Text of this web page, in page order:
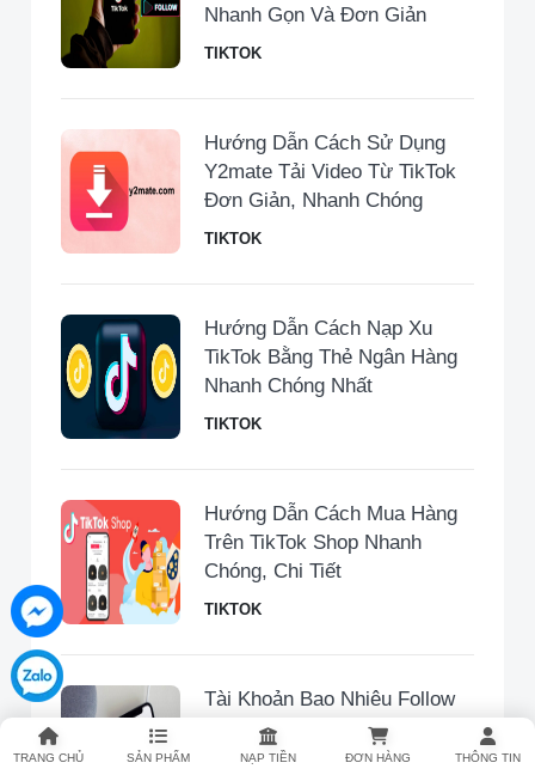
TRANG CHỦ SẢN PHẨM NẠP TIỀN ĐƠN HÀNG THÔNG TIN
Nhanh Gọn Và Đơn Giản
TIKTOK
Hướng Dẫn Cách Sử Dụng
Y2mate Tải Video Từ TikTok
Đơn Giản, Nhanh Chóng
TIKTOK
Hướng Dẫn Cách Nạp Xu
TikTok Bằng Thẻ Ngân Hàng
Nhanh Chóng Nhất
TIKTOK
Hướng Dẫn Cách Mua Hàng
Trên TikTok Shop Nhanh
Chóng, Chi Tiết
TIKTOK
Tài Khoản Bao Nhiêu Follow
Thì Được Kiếm Tiền Trên
TikTok?